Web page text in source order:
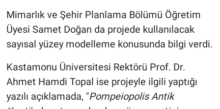
Mimarlık ve Şehir Planlama Bölümü Öğretim
Üyesi Samet Doğan da projede kullanılacak
sayısal yüzey modelleme konusunda bilgi verdi.
Kastamonu Üniversitesi Rektörü Prof. Dr.
Ahmet Hamdi Topal ise projeyle ilgili yaptığı
yazılı açıklamada, "Pompeiopolis Antik